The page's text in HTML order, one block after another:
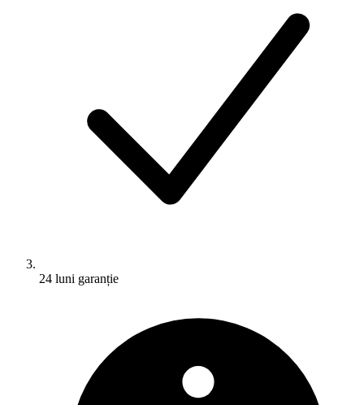
24 luni garanție